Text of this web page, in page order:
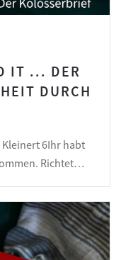
IT ... DER
DURCH
Kleinert 6Ihr habt
Richtet…